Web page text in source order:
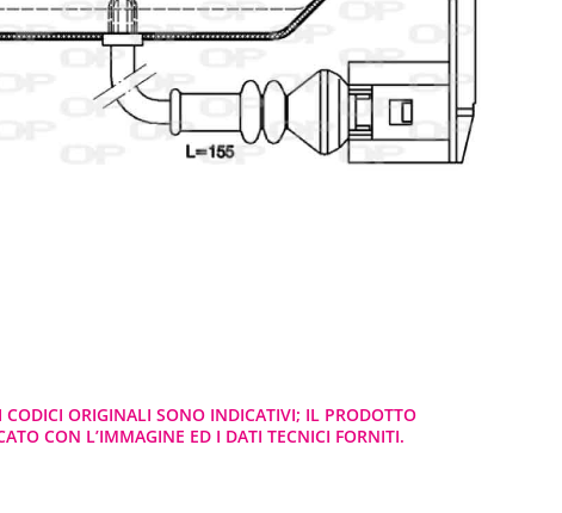
ORIGINALI SONO INDICATIVI; IL PRODOTTO
CON L’IMMAGINE ED I DATI TECNICI FORNITI.